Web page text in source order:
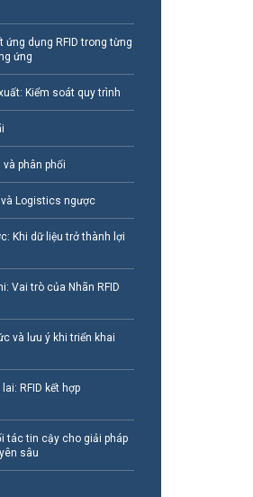
ứng dụng RFID trong từng
ứng
Kiểm soát quy trình
phân phối
Logistics ngược
Khi dữ liệu trở thành lợi
Vai trò của Nhãn RFID
và lưu ý khi triển khai
RFID kết hợp
tác tin cậy cho giải pháp
sâu